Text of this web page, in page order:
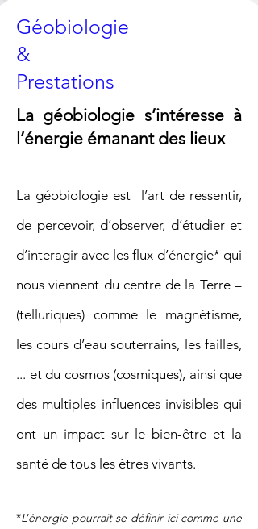
Géobiologie
&
Prestations
La géobiologie s’intéresse à
l’énergie émanant des lieux
La géobiologie est l’art de ressentir,
de percevoir, d’observer, d’étudier et
d’interagir avec les flux d’énergie* qui
nous viennent du centre de la Terre –
(telluriques) comme le magnétisme,
les cours d’eau souterrains, les failles,
... et du cosmos (cosmiques), ainsi que
des multiples influences invisibles qui
ont un impact sur le bien-être et la
santé de tous les êtres vivants.​
*L’énergie pourrait se définir ici comme une